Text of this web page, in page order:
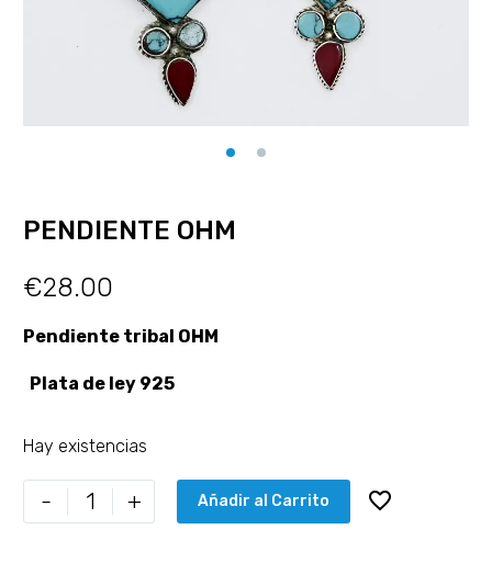
PENDIENTE OHM
€28.00
Pendiente tribal OHM
Plata de ley 925
Hay existencias
- + Añadir al Carrito